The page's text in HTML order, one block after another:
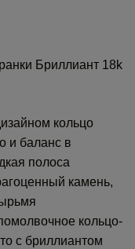
Бриллиант 18k
кольцо
и баланс в
полоса
камень,
кольцо-
с бриллиантом